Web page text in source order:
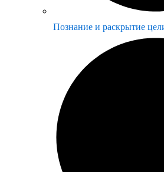
Познание и раскрытие